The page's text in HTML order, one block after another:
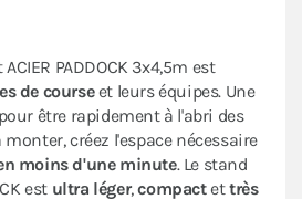
PADDOCK 3x4,5m est
de courseet leurs équipes. Une
être rapidement à l'abri des
créez l'espace nécessaire
moins d'une minute. Le stand
est ultra léger,compactettrès